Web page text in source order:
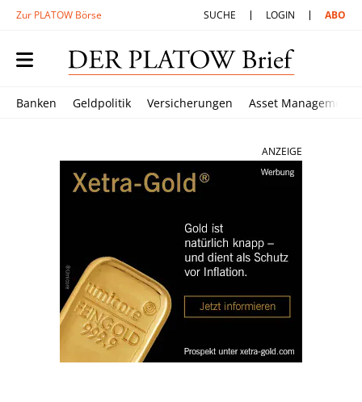
Zur PLATOW Börse SUCHE LOGIN ABO
Banken Geldpolitik Versicherungen Asset Management
ANZEIGE